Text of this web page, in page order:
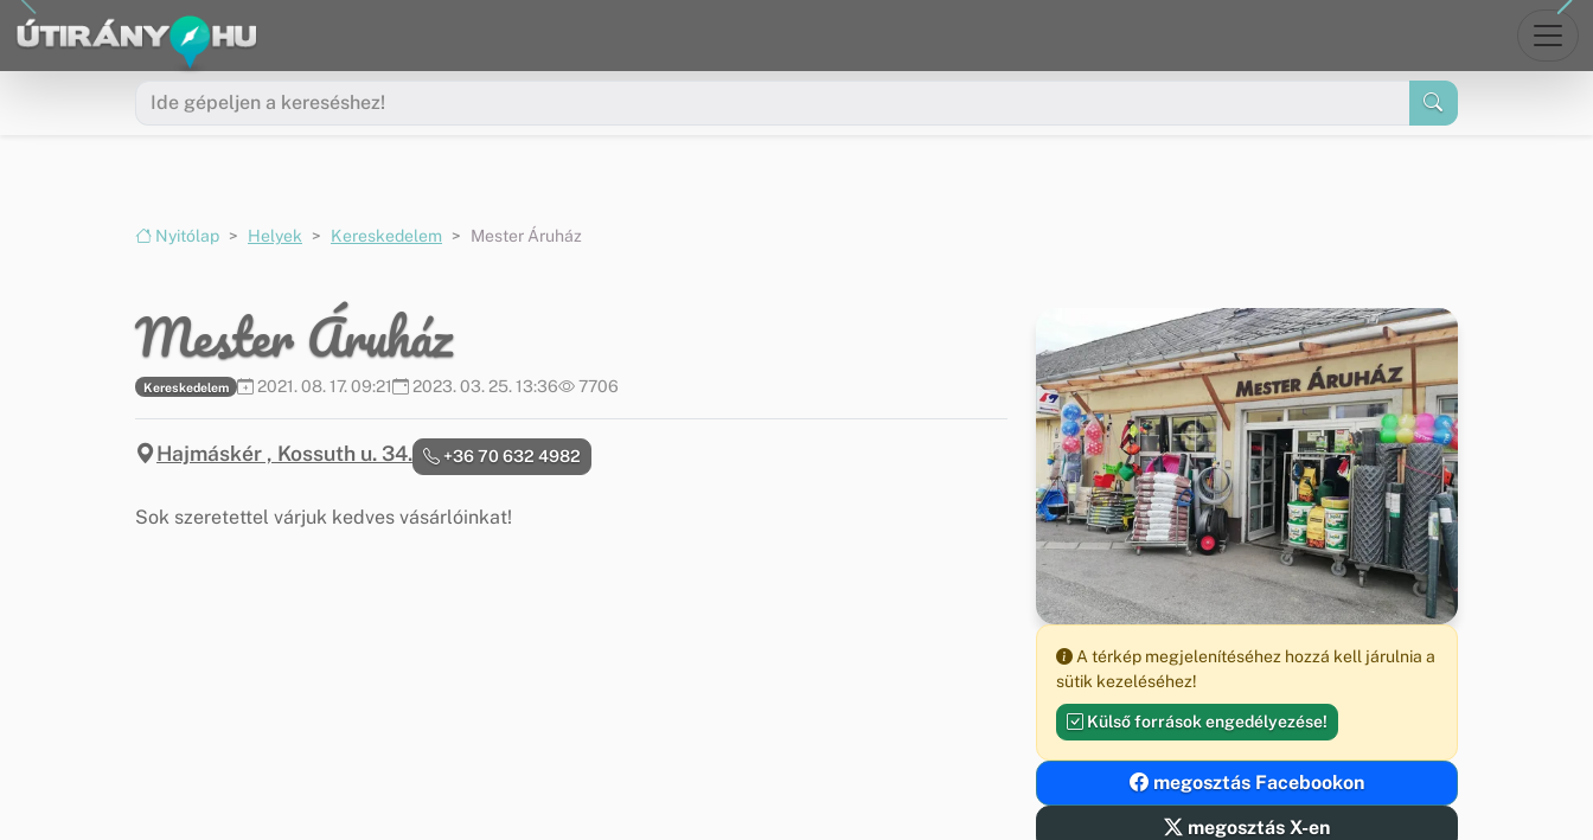
Ugrás a menüre
Ugrás a tartalomra
Nyitólap Helyek Kereskedelem Mester Áruház
Mester Áruház
Kereskedelem 2021. 08. 17. 09:21 2023. 03. 25. 13:36 7706
Hajmáskér , Kossuth u. 34. +36 70 632 4982
Sok szeretettel várjuk kedves vásárlóinkat!
A térkép megjelenítéséhez hozzá kell járulnia a
sütik kezeléséhez!
Külső források engedélyezése!
megosztás Facebookon
megosztás X-en